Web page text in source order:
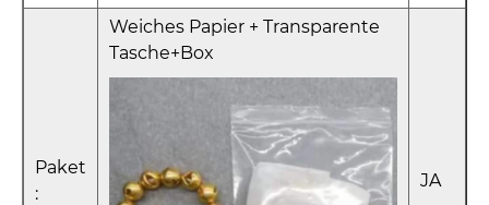
Paket
:
Weiches Papier + Transparente
Tasche+Box
JA